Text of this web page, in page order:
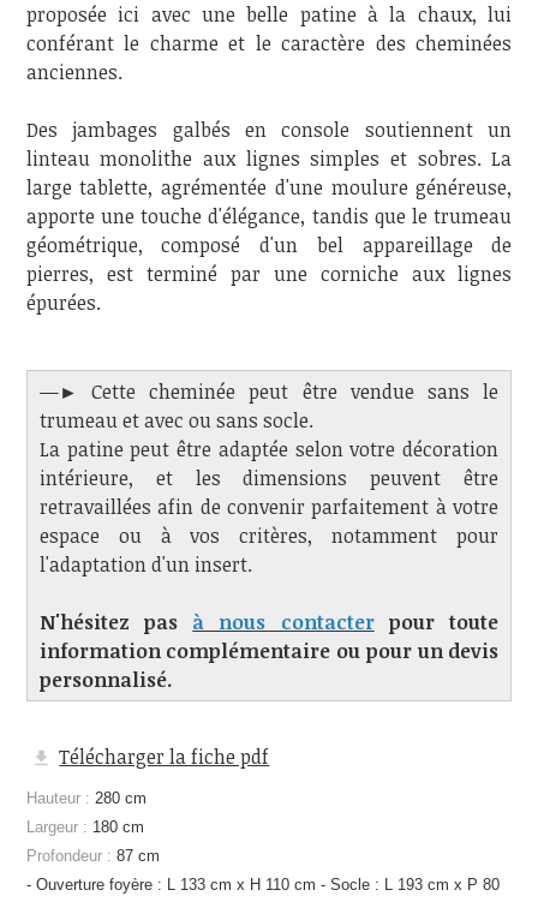
proposée ici avec une belle patine à la chaux, lui
conférant le charme et le caractère des cheminées
anciennes.
Des jambages galbés en console soutiennent un
linteau monolithe aux lignes simples et sobres. La
large tablette, agrémentée d'une moulure généreuse,
apporte une touche d'élégance, tandis que le trumeau
géométrique, composé d'un bel appareillage de
pierres, est terminé par une corniche aux lignes
épurées.
—► Cette cheminée peut être vendue sans le
trumeau et avec ou sans socle.
La patine peut être adaptée selon votre décoration
intérieure, et les dimensions peuvent être
retravaillées afin de convenir parfaitement à votre
espace ou à vos critères, notamment pour
l'adaptation d'un insert.
N'hésitez pas à nous contacterpour toute
information complémentaire ou pour un devis
personnalisé.
Télécharger la fiche pdf
Hauteur : 280 cm
Largeur : 180 cm
Profondeur : 87 cm
- Ouverture foyère : L 133 cm x H 110 cm - Socle : L 193 cm x P 80